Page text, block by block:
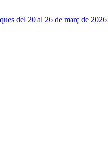
del 20 al 26 de març de 2026